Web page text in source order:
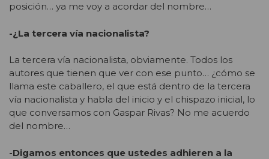
posición… ya me voy a acordar del nombre…
-¿La tercera vía nacionalista?
La tercera vía nacionalista, obviamente. Todos los
autores que tienen que ver con ese punto… ¿cómo se
llama este caballero, el que está dentro de la tercera
vía nacionalista y habla del inicio y el chispazo inicial, lo
que conversamos con Gaspar Rivas? No me acuerdo
del nombre…
-Digamos entonces que ustedes adhieren a la